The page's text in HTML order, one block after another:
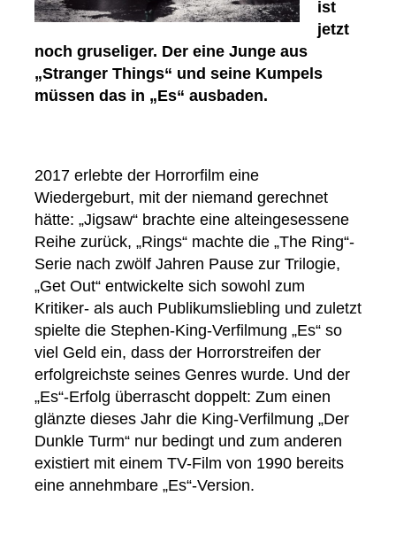
ist
jetzt
noch gruseliger. Der eine Junge aus
„Stranger Things“ und seine Kumpels
müssen das in „Es“ ausbaden.
2017 erlebte der Horrorfilm eine
Wiedergeburt, mit der niemand gerechnet
hätte: „Jigsaw“ brachte eine alteingesessene
Reihe zurück, „Rings“ machte die „The Ring“-
Serie nach zwölf Jahren Pause zur Trilogie,
„Get Out“ entwickelte sich sowohl zum
Kritiker- als auch Publikumsliebling und zuletzt
spielte die Stephen-King-Verfilmung „Es“ so
viel Geld ein, dass der Horrorstreifen der
erfolgreichste seines Genres wurde. Und der
„Es“-Erfolg überrascht doppelt: Zum einen
glänzte dieses Jahr die King-Verfilmung „Der
Dunkle Turm“ nur bedingt und zum anderen
existiert mit einem TV-Film von 1990 bereits
eine annehmbare „Es“-Version.